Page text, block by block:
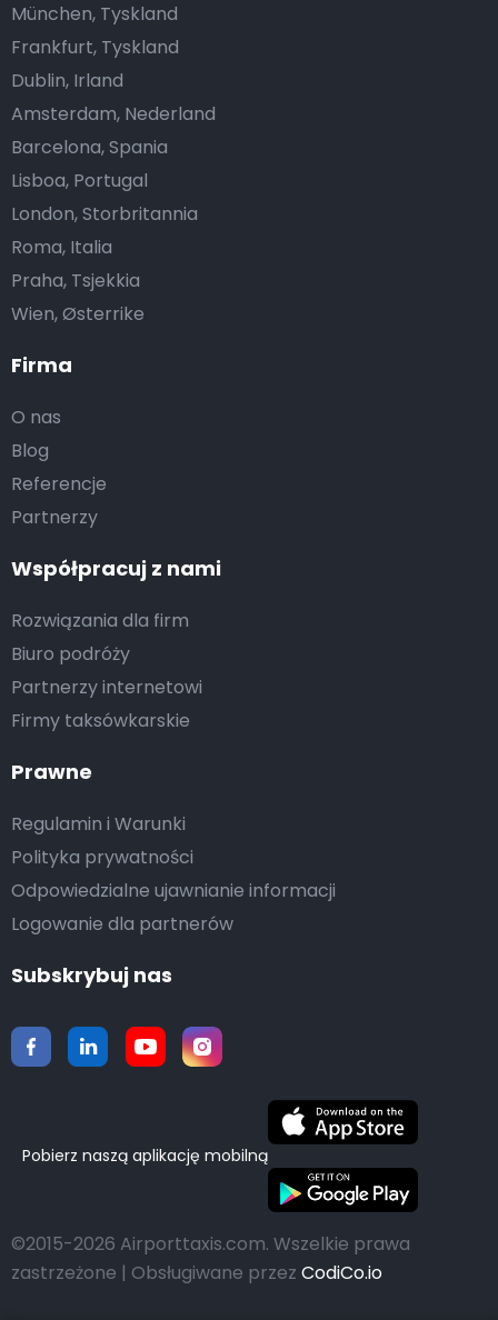
Firma
O nas
Blog
Referencje
Partnerzy
Współpracuj z nami
Rozwiązania dla firm
Biuro podróży
Partnerzy internetowi
Firmy taksówkarskie
Prawne
Regulamin i Warunki
Polityka prywatności
Odpowiedzialne ujawnianie informacji
Logowanie dla partnerów
München, Tyskland
Frankfurt, Tyskland
Dublin, Irland
Amsterdam, Nederland
Barcelona, Spania
Lisboa, Portugal
London, Storbritannia
Roma, Italia
Praha, Tsjekkia
Wien, Østerrike
Subskrybuj nas
Pobierz naszą aplikację mobilną
©2015-2026 Airporttaxis.com. Wszelkie prawa
zastrzeżone | Obsługiwane przez CodiCo.io